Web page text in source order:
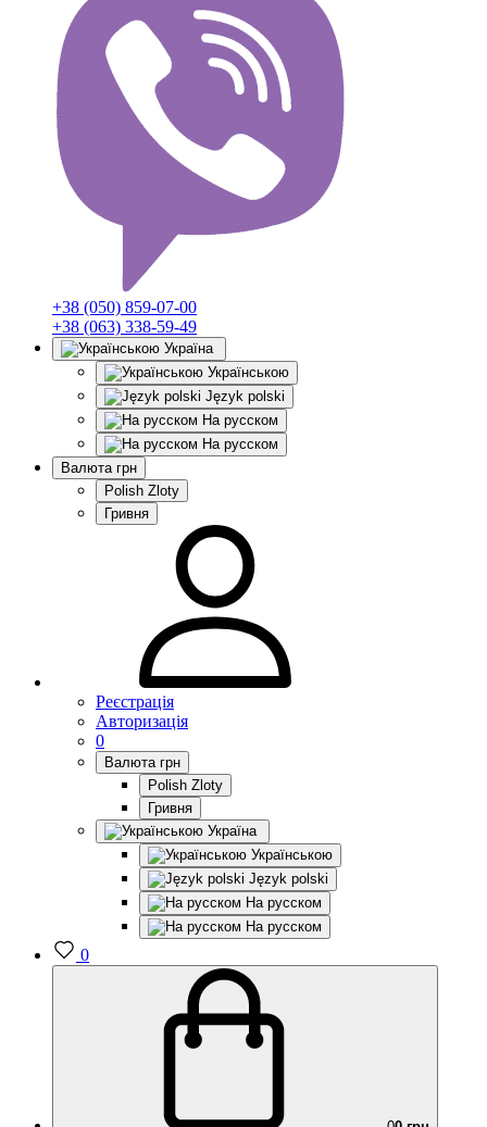
+38 (050) 859-07-00
+38 (063) 338-59-49
Україна
Українською
Język polski
На русском
На русском
Валюта грн
Polish Zloty
Гривня
Реєстрація
Авторизація
0
Валюта грн
Polish Zloty
Гривня
Україна
Українською
Język polski
На русском
На русском
0